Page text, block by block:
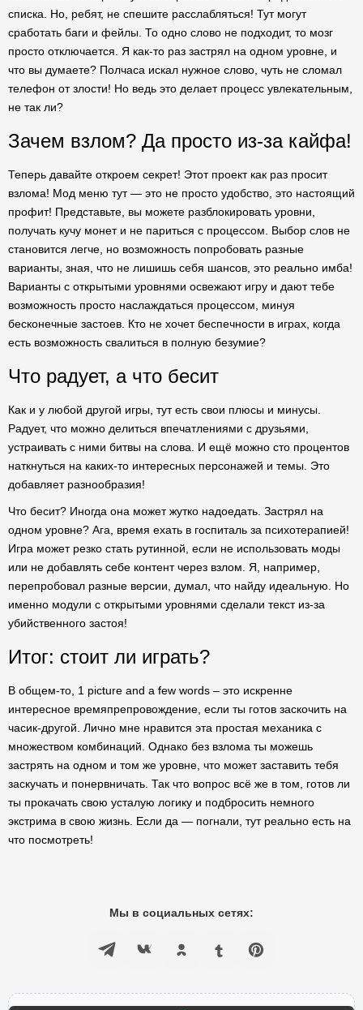
списка. Но, ребят, не спешите расслабляться! Тут могут
сработать баги и фейлы. То одно слово не подходит, то мозг
просто отключается. Я как-то раз застрял на одном уровне, и
что вы думаете? Полчаса искал нужное слово, чуть не сломал
телефон от злости! Но ведь это делает процесс увлекательным,
не так ли?
Зачем взлом? Да просто из-за кайфа!
Теперь давайте откроем секрет! Этот проект как раз просит
взлома! Мод меню тут — это не просто удобство, это настоящий
профит! Представьте, вы можете разблокировать уровни,
получать кучу монет и не париться с процессом. Выбор слов не
становится легче, но возможность попробовать разные
варианты, зная, что не лишишь себя шансов, это реально имба!
Варианты с открытыми уровнями освежают игру и дают тебе
возможность просто наслаждаться процессом, минуя
бесконечные застоев. Кто не хочет беспечности в играх, когда
есть возможность свалиться в полную безумие?
Что радует, а что бесит
Как и у любой другой игры, тут есть свои плюсы и минусы.
Радует, что можно делиться впечатлениями с друзьями,
устраивать с ними битвы на слова. И ещё можно сто процентов
наткнуться на каких-то интересных персонажей и темы. Это
добавляет разнообразия!
Что бесит? Иногда она может жутко надоедать. Застрял на
одном уровне? Ага, время ехать в госпиталь за психотерапией!
Игра может резко стать рутинной, если не использовать моды
или не добавлять себе контент через взлом. Я, например,
перепробовал разные версии, думал, что найду идеальную. Но
именно модули с открытыми уровнями сделали текст из-за
убийственного застоя!
Итог: стоит ли играть?
В общем-то, 1 picture and a few words – это искренне
интересное времяпрепровождение, если ты готов заскочить на
часик-другой. Лично мне нравится эта простая механика с
множеством комбинаций. Однако без взлома ты можешь
застрять на одном и том же уровне, что может заставить тебя
заскучать и понервничать. Так что вопрос всё же в том, готов ли
ты прокачать свою усталую логику и подбросить немного
экстрима в свою жизнь. Если да — погнали, тут реально есть на
что посмотреть!
Мы в социальных сетях: